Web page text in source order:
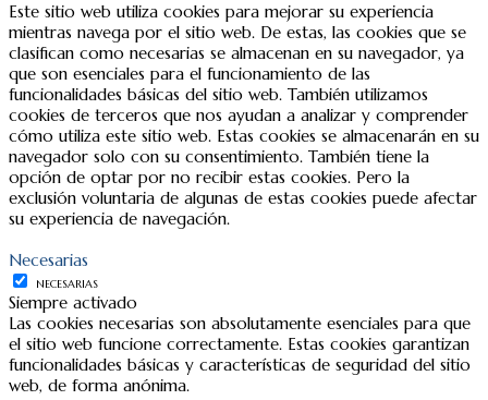
Este sitio web utiliza cookies para mejorar su experiencia
mientras navega por el sitio web. De estas, las cookies que se
clasifican como necesarias se almacenan en su navegador, ya
que son esenciales para el funcionamiento de las
funcionalidades básicas del sitio web. También utilizamos
cookies de terceros que nos ayudan a analizar y comprender
cómo utiliza este sitio web. Estas cookies se almacenarán en su
navegador solo con su consentimiento. También tiene la
opción de optar por no recibir estas cookies. Pero la
exclusión voluntaria de algunas de estas cookies puede afectar
su experiencia de navegación.
Necesarias
NECESARIAS
Siempre activado
Las cookies necesarias son absolutamente esenciales para que
el sitio web funcione correctamente. Estas cookies garantizan
funcionalidades básicas y características de seguridad del sitio
web, de forma anónima.